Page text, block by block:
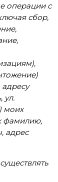
операции с
сбор,
ул.
моих
фамилию,
адрес